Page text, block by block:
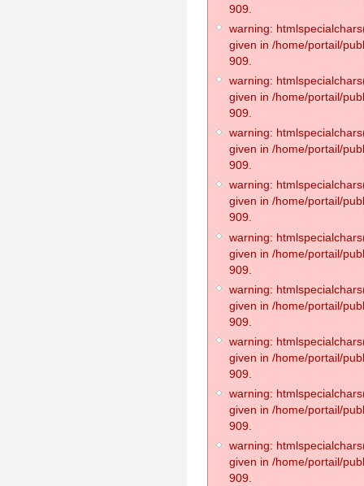
909.
warning:
given in /home/portail/
909.
warning:
given in /home/portail/
909.
warning:
given in /home/portail/
909.
warning:
given in /home/portail/
909.
warning:
given in /home/portail/
909.
warning:
given in /home/portail/
909.
warning:
given in /home/portail/
909.
warning:
given in /home/portail/
909.
warning:
given in /home/portail/
909.